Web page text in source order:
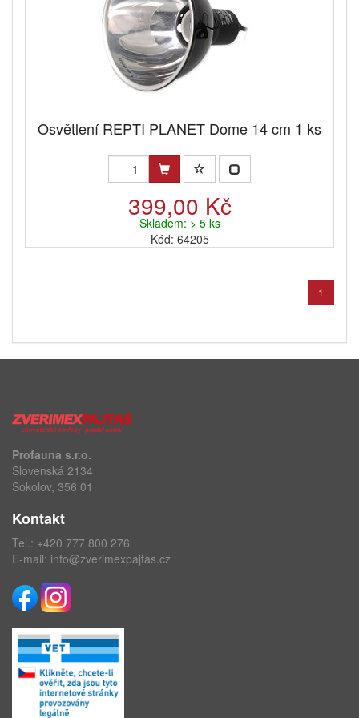
Osvětlení REPTI PLANET Dome 14 cm 1 ks
399,00 Kč
Skladem: > 5 ks
Kód: 64205
1
Profauna s.r.o.
Slovenská 2134
Sokolov, 356 01
Kontakt
Tel.: +420 777 800 276
E-mail: info@zverimexpajtas.cz